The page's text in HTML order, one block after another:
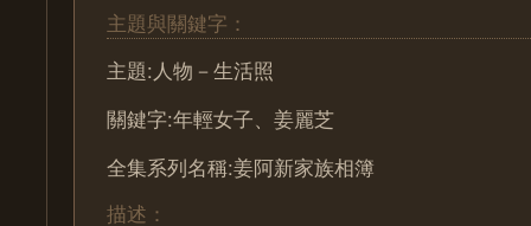
主題與關鍵字：
主題:人物－生活照
關鍵字:年輕女子、姜麗芝
全集系列名稱:姜阿新家族相簿
描述：